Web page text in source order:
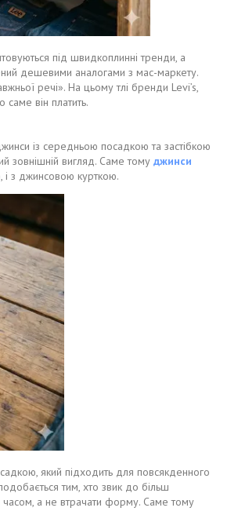
під швидкоплинні тренди, а
дешевими аналогами з мас-маркету.
речі». На цьому тлі бренди Levi’s,
він платить.
із середньою посадкою та застібкою
зовнішній вигляд. Саме тому джинси
і з джинсовою курткою.
який підходить для повсякденного
тим, хто звик до більш
часом, а не втрачати форму. Саме тому